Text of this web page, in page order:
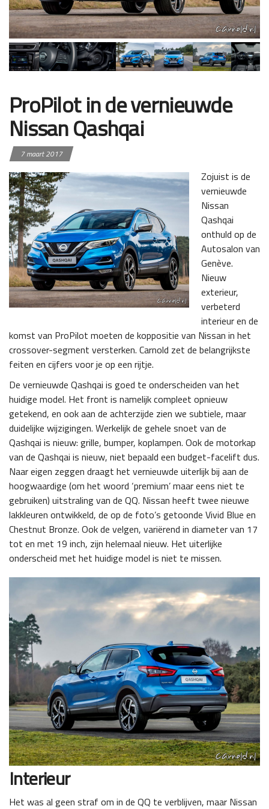
ProPilot in de vernieuwde
Nissan Qashqai
7 maart 2017
Zojuist is de
vernieuwde
Nissan
Qashqai
onthuld op de
Autosalon van
Genève.
Nieuw
exterieur,
verbeterd
interieur en de
komst van ProPilot moeten de koppositie van Nissan in het
crossover-segment versterken. Carnold zet de belangrijkste
feiten en cijfers voor je op een rijtje.
De vernieuwde Qashqai is goed te onderscheiden van het
huidige model. Het front is namelijk compleet opnieuw
getekend, en ook aan de achterzijde zien we subtiele, maar
duidelijke wijzigingen. Werkelijk de gehele snoet van de
Qashqai is nieuw: grille, bumper, koplampen. Ook de motorkap
van de Qashqai is nieuw, niet bepaald een budget-facelift dus.
Naar eigen zeggen draagt het vernieuwde uiterlijk bij aan de
hoogwaardige (om het woord ‘premium’ maar eens niet te
gebruiken) uitstraling van de QQ. Nissan heeft twee nieuwe
lakkleuren ontwikkeld, de op de foto’s getoonde Vivid Blue en
Chestnut Bronze. Ook de velgen, variërend in diameter van 17
tot en met 19 inch, zijn helemaal nieuw. Het uiterlijke
onderscheid met het huidige model is niet te missen.
Interieur
Het was al geen straf om in de QQ te verblijven, maar Nissan